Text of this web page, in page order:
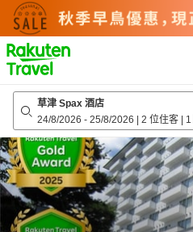
to
top
page
草津 Spax 酒店
24/8/2026 - 25/8/2026 | 2 位住客 |